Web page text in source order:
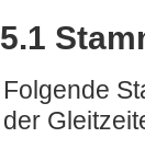
5.1
Folgende
der